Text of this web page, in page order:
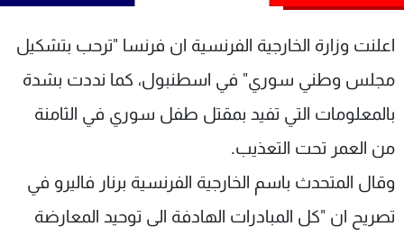
اعلنت وزارة الخارجية الفرنسية ان فرنسا "ترحب بتشكيل
مجلس وطني سوري" في اسطنبول، كما نددت بشدة
بالمعلومات التي تفيد بمقتل طفل سوري في الثامنة
من العمر تحت التعذيب.
وقال المتحدث باسم الخارجية الفرنسية برنار فاليرو في
تصريح ان "كل المبادرات الهادفة الى توحيد المعارضة
شاهد البرامج
الترددات
عن MTV
الإنـتـاج
وظائف
تواصل معنا